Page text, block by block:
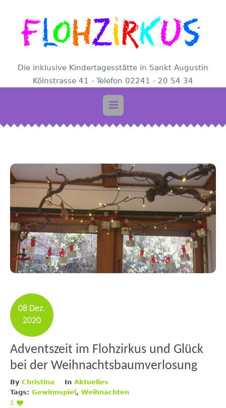
Die inklusive Kindertagesstätte in Sankt Augustin
Kölnstrasse 41 - Telefon 02241 - 20 54 34
08 Dez.
2020
Adventszeit im Flohzirkus und Glück
bei der Weihnachtsbaumverlosung
By Christina In Aktuelles
Tags: Gewinnspiel , Weihnachten
2